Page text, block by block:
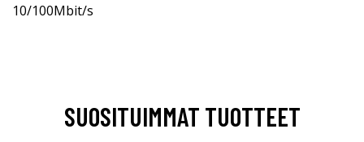
10/100Mbit/s
SUOSITUIMMAT TUOTTEET